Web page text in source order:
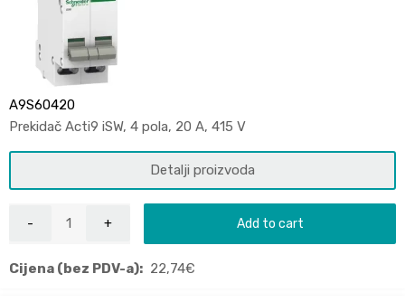
A9S60420
Prekidač Acti9 iSW, 4 pola, 20 A, 415 V
Detalji proizvoda
Add to cart
Cijena (bez PDV-a): 22,74€